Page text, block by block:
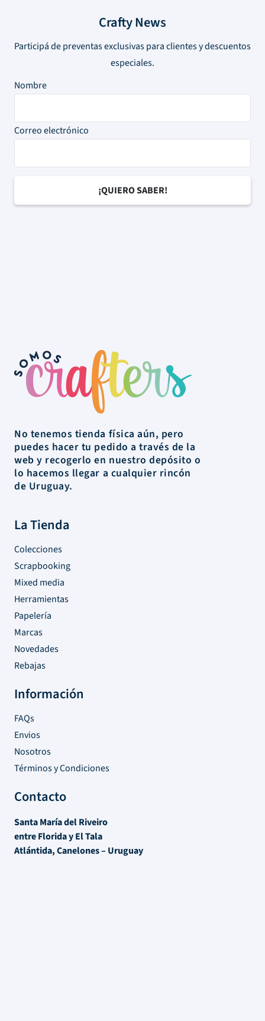
Crafty News
Participá de preventas exclusivas para clientes y descuentos
especiales.
Nombre
Correo electrónico
No tenemos tienda física aún, pero
puedes hacer tu pedido a través de la
web y recogerlo en nuestro depósito o
lo hacemos llegar a cualquier rincón
de Uruguay.
La Tienda
Colecciones
Scrapbooking
Mixed media
Herramientas
Papelería
Marcas
Novedades
Rebajas
Información
FAQs
Envios
Nosotros
Términos y Condiciones
Contacto
Santa María del Riveiro
entre Florida y El Tala
Atlántida, Canelones – Uruguay